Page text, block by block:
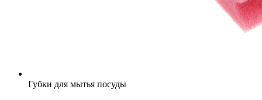
Губки для мытья посуды